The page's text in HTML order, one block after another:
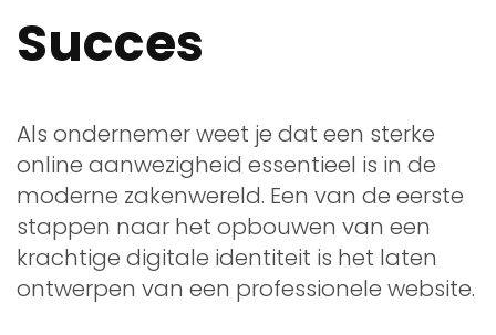
Succes
Als ondernemer weet je dat een sterke
online aanwezigheid essentieel is in de
moderne zakenwereld. Een van de eerste
stappen naar het opbouwen van een
krachtige digitale identiteit is het laten
ontwerpen van een professionele website.